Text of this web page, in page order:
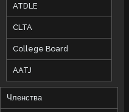
ATDLE
CLTA
College Board
AATJ
Членства